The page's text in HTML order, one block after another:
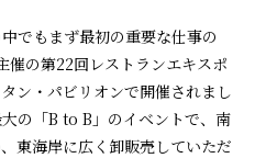
でもまず最初の重要な仕事の
の第22回レストランエキスポ
ン・パビリオンで開催されまし
の「B to B」のイベントで、南
東海岸に広く卸販売していただ